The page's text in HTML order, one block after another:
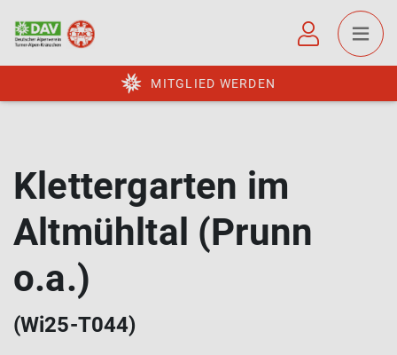
MITGLIED WERDEN
Klettergarten im
Altmühltal (Prunn
o.a.)
(Wi25-T044)